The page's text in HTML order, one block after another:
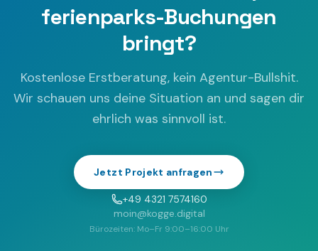
ferienparks-Buchungen
bringt?
Kostenlose Erstberatung, kein Agentur-Bullshit.
Wir schauen uns deine Situation an und sagen dir
ehrlich was sinnvoll ist.
Jetzt Projekt anfragen
+49 4321 7574160
moin@kogge.digital
Bürozeiten: Mo–Fr 9:00–16:00 Uhr